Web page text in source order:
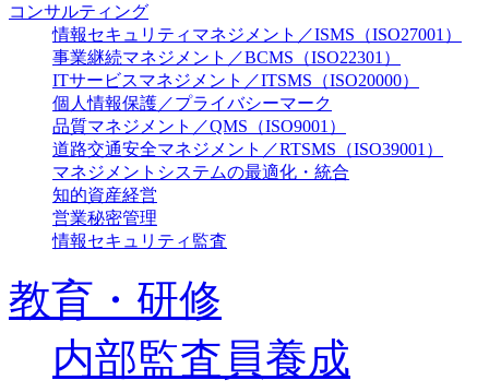
コンサルティング
情報セキュリティマネジメント／ISMS（ISO27001）
事業継続マネジメント／BCMS（ISO22301）
ITサービスマネジメント／ITSMS（ISO20000）
個人情報保護／プライバシーマーク
品質マネジメント／QMS（ISO9001）
道路交通安全マネジメント／RTSMS（ISO39001）
マネジメントシステムの最適化・統合
知的資産経営
営業秘密管理
情報セキュリティ監査
教育・研修
内部監査員養成